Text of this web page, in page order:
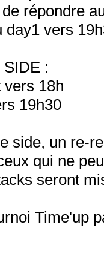
répondre
day1 vers
SIDE :
vers 18h
19h30
side, un re-
qui ne
seront
Time'up